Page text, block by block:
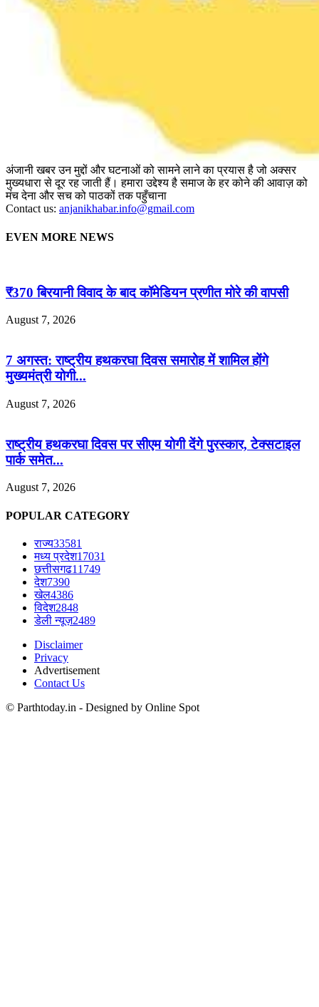
अंजानी खबर उन मुद्दों और घटनाओं को सामने लाने का प्रयास है जो अक्सर
मुख्यधारा से दूर रह जाती हैं। हमारा उद्देश्य है समाज के हर कोने की आवाज़ को
मंच देना और सच को पाठकों तक पहुँचाना
Contact us: anjanikhabar.info@gmail.com
EVEN MORE NEWS
₹370 बिरयानी विवाद के बाद कॉमेडियन प्रणीत मोरे की वापसी
August 7, 2026
7 अगस्त: राष्ट्रीय हथकरघा दिवस समारोह में शामिल होंगे
मुख्यमंत्री योगी...
August 7, 2026
राष्ट्रीय हथकरघा दिवस पर सीएम योगी देंगे पुरस्कार, टेक्सटाइल
पार्क समेत...
August 7, 2026
POPULAR CATEGORY
राज्य33581
मध्य प्रदेश17031
छत्तीसगढ11749
देश7390
खेल4386
विदेश2848
डेली न्यूज़2489
Disclaimer
Privacy
Advertisement
Contact Us
© Parthtoday.in - Designed by Online Spot